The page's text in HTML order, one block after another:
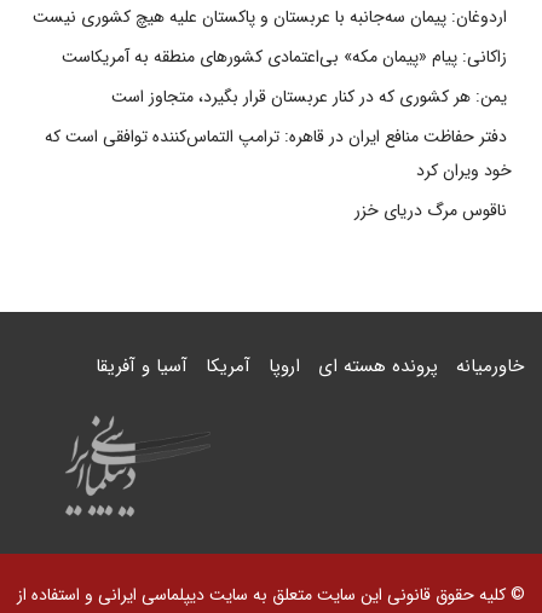
اردوغان: پیمان سه‌جانبه با عربستان و پاکستان علیه هیچ کشوری نیست
زاکانی: پیام «پیمان مکه» بی‌اعتمادی کشورهای منطقه به آمریکاست
یمن: هر کشوری که در کنار عربستان قرار بگیرد، متجاوز است
دفتر حفاظت منافع ایران در قاهره: ترامپ التماس‌کننده توافقی است که
خود ویران کرد
ناقوس مرگ دریای خزر
خاورمیانه پرونده هسته ای اروپا آمریکا آسیا و آفریقا
© کلیه حقوق قانونی این سایت متعلق به سایت دیپلماسی ایرانی و استفاده از